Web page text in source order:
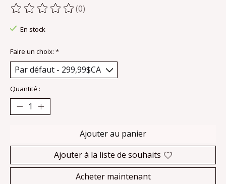
Ce produit est évalué à
(0)
En stock
Faire un choix: *
Quantité :
Ajouter au panier
Ajouter à la liste de souhaits
Acheter maintenant